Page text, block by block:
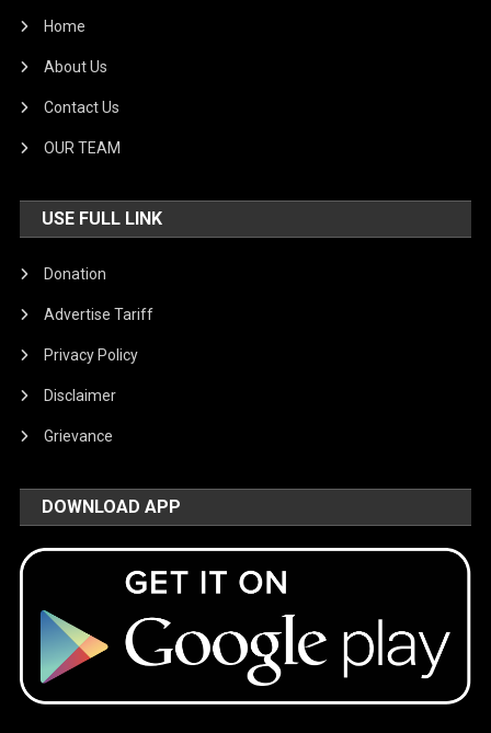
Home
About Us
Contact Us
OUR TEAM
USE FULL LINK
Donation
Advertise Tariff
Privacy Policy
Disclaimer
Grievance
DOWNLOAD APP